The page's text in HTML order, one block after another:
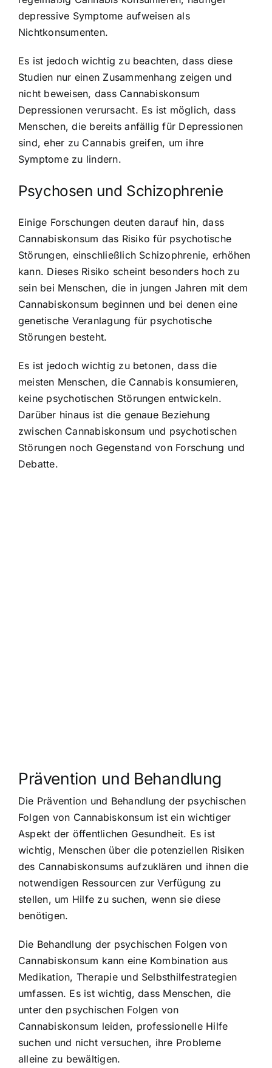
depressive Symptome aufweisen als
Nichtkonsumenten.
Es ist jedoch wichtig zu beachten, dass diese
Studien nur einen Zusammenhang zeigen und
nicht beweisen, dass Cannabiskonsum
Depressionen verursacht. Es ist möglich, dass
Menschen, die bereits anfällig für Depressionen
sind, eher zu Cannabis greifen, um ihre
Symptome zu lindern.
Psychosen und Schizophrenie
Einige Forschungen deuten darauf hin, dass
Cannabiskonsum das Risiko für psychotische
Störungen, einschließlich Schizophrenie, erhöhen
kann. Dieses Risiko scheint besonders hoch zu
sein bei Menschen, die in jungen Jahren mit dem
Cannabiskonsum beginnen und bei denen eine
genetische Veranlagung für psychotische
Störungen besteht.
Es ist jedoch wichtig zu betonen, dass die
meisten Menschen, die Cannabis konsumieren,
keine psychotischen Störungen entwickeln.
Darüber hinaus ist die genaue Beziehung
zwischen Cannabiskonsum und psychotischen
Störungen noch Gegenstand von Forschung und
Debatte.
Prävention und Behandlung
Die Prävention und Behandlung der psychischen
Folgen von Cannabiskonsum ist ein wichtiger
Aspekt der öffentlichen Gesundheit. Es ist
wichtig, Menschen über die potenziellen Risiken
des Cannabiskonsums aufzuklären und ihnen die
notwendigen Ressourcen zur Verfügung zu
stellen, um Hilfe zu suchen, wenn sie diese
benötigen.
Die Behandlung der psychischen Folgen von
Cannabiskonsum kann eine Kombination aus
Medikation, Therapie und Selbsthilfestrategien
umfassen. Es ist wichtig, dass Menschen, die
unter den psychischen Folgen von
Cannabiskonsum leiden, professionelle Hilfe
suchen und nicht versuchen, ihre Probleme
alleine zu bewältigen.